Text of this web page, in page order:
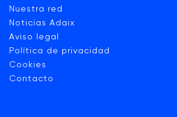
Nuestra red
Noticias Adaix
Aviso legal
Política de privacidad
Cookies
Contacto